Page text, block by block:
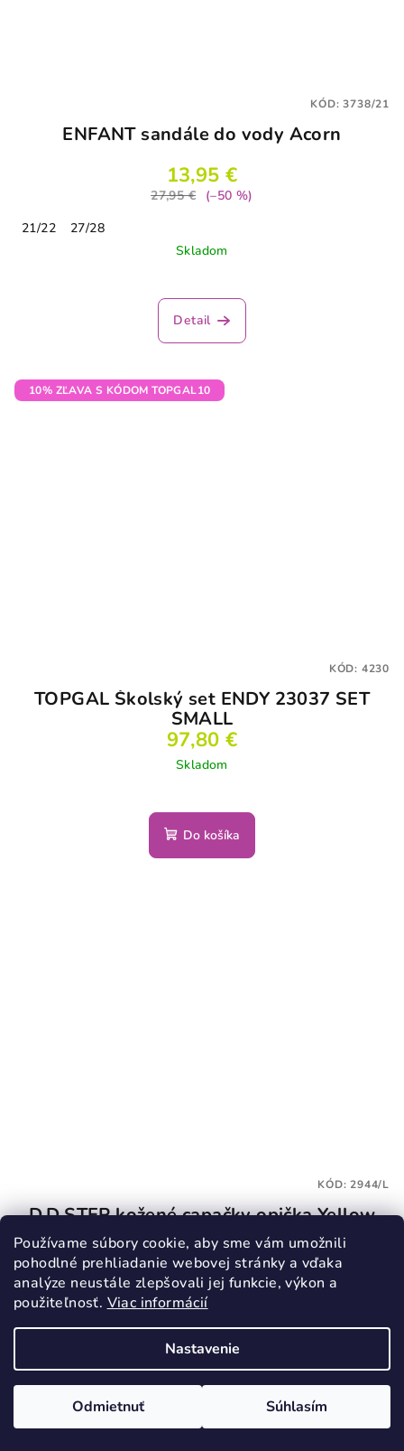
Používame súbory cookie, aby sme vám umožnili
pohodlné prehliadanie webovej stránky a vďaka
analýze neustále zlepšovali jej funkcie, výkon a
použiteľnosť. Viac informácií
Nastavenie
Odmietnuť Súhlasím
ENFANT sandále do vody Acorn
13,95 €
27,95 €
(–50 %)
21/22
27/28
Skladom
Detail
KÓD:3738/21
10% ZĽAVA S KÓDOM TOPGAL10
TOPGAL Školský set ENDY 23037 SET
SMALL
97,80 €
Skladom
Do košíka
KÓD: 4230
D.D.STEP kožené capačky opička Yellow
23,90 €
L
Skladom
Detail
KÓD:2944/L